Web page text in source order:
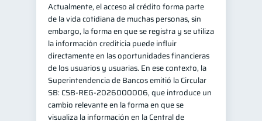
Actualmente, el acceso al crédito forma parte
de la vida cotidiana de muchas personas, sin
embargo, la forma en que se registra y se utiliza
la información crediticia puede influir
directamente en las oportunidades financieras
de los usuarios y usuarias. En ese contexto, la
Superintendencia de Bancos emitió la Circular
SB: CSB-REG-2026000006, que introduce un
cambio relevante en la forma en que se
visualiza la información en la Central de